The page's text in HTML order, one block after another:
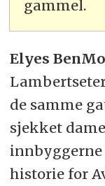
gammel.
Elyes
de samme
sjekket
innbyggerne
historie for